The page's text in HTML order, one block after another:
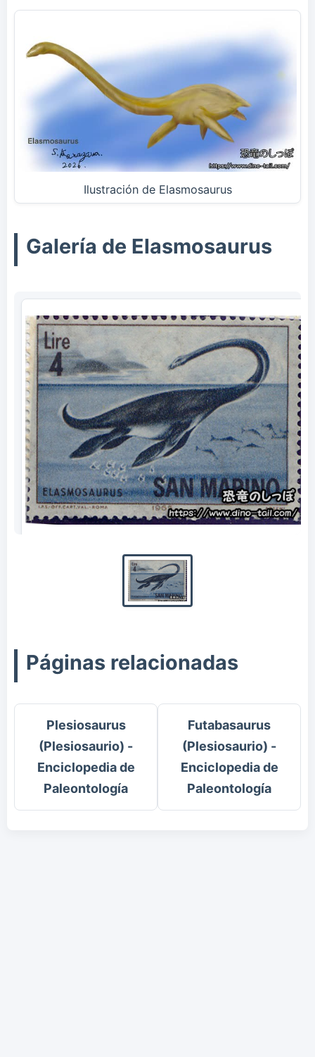
Ilustración de Elasmosaurus
Galería de Elasmosaurus
Sello de Elasmosaurus
Páginas relacionadas
Plesiosaurus
(Plesiosaurio) -
Enciclopedia de
Paleontología
Futabasaurus
(Plesiosaurio) -
Enciclopedia de
Paleontología